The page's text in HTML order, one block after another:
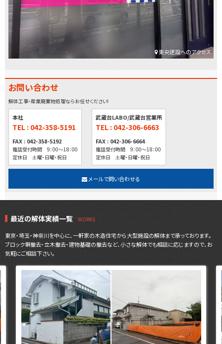
東央建設へのアクセス
お問い合わせ
解体工事・産業廃棄物処理ならお任せください!
本社
TEL : 042-358-5191
FAX : 042-358-5192
電話受付時間 9：00～18：00
定休日 土曜・日曜・祝日
武蔵台LABO/武蔵台営業所
TEL : 042-306-6663
FAX : 042-306-6664
電話受付時間 9：00～18：00
定休日 土曜・日曜・祝日
メールで問い合わせる
最近の解体実績一覧
東京・埼玉・神奈川を中心に、一軒家の木造住宅から大型施設の解体まで承っております。
ブロック塀撤去・立木撤去・建物基礎の撤去など、小さな解体でも相談に応じますので、お
気軽にご相談下さい。